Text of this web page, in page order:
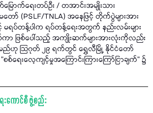
ောက်ရေးတပ်ဦး / တအာင်းအမျိုးသား
ာ် (PSLF/TNLA) အနေဖြင့် တိုက်ပွဲများအား
မရပ်တန့်ပါက ရပ်တန့်ရေးအတွက် နည်းလမ်းများ
ာ ဖြစ်ပေါ်သည့် အကျိုးဆက်များအားလုံးကိုလည်း
ဟု သြဂုတ် ၂၉ ရက်တွင် ရွှေလီမြို့ နိုင်ငံတော်
ရေးလေ့ကျင့်မှုအကြောင်းကြားကြော်ငြာချက်" ၌
းကောင်စီ ဖွဲ့စည်း